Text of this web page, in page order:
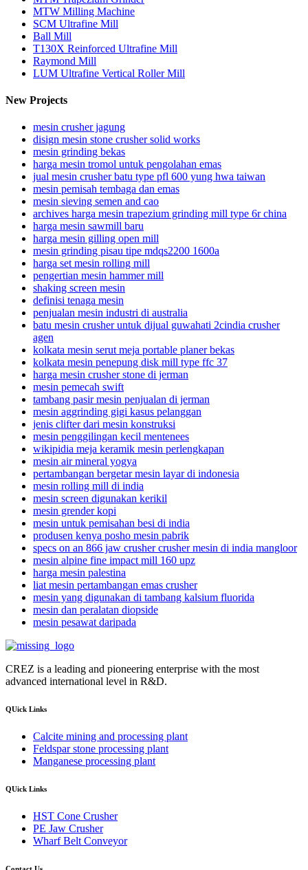
MTW Milling Machine
SCM Ultrafine Mill
Ball Mill
T130X Reinforced Ultrafine Mill
Raymond Mill
LUM Ultrafine Vertical Roller Mill
New Projects
mesin crusher jagung
disign mesin stone crusher solid works
mesin grinding bekas
harga mesin tromol untuk pengolahan emas
jual mesin crusher batu type pfl 600 yung hwa taiwan
mesin pemisah tembaga dan emas
mesin sieving semen and cao
archives harga mesin trapezium grinding mill type 6r china
harga mesin sawmill baru
harga mesin gilling open mill
mesin grinding pisau tipe mdqs2200 1600a
harga set mesin rolling mill
pengertian mesin hammer mill
shaking screen mesin
definisi tenaga mesin
penjualan mesin industri di australia
batu mesin crusher untuk dijual guwahati 2cindia crusher
agen
kolkata mesin serut meja portable planer bekas
kolkata mesin penepung disk mill type ffc 37
harga mesin crusher stone di jerman
mesin pemecah swift
tambang pasir mesin penjualan di jerman
mesin aggrinding gigi kasus pelanggan
jenis clifter dari mesin konstruksi
mesin penggilingan kecil mentenees
wikipidia meja keramik mesin perlengkapan
mesin air mineral yogya
pertambangan bergetar mesin layar di indonesia
mesin rolling mill di india
mesin screen digunakan kerikil
mesin grender kopi
mesin untuk pemisahan besi di india
produsen kenya posho mesin pabrik
specs on an 866 jaw crusher crusher mesin di india mangloor
mesin alpine fine impact mill 160 upz
harga mesin palestina
liat mesin pertambangan emas crusher
mesin yang digunakan di tambang kalsium fluorida
mesin dan peralatan diopside
mesin pesawat daripada
CREZ is a leading and pioneering enterprise with the most
advanced international level in R&D.
QUick Links
Calcite mining and processing plant
Feldspar stone processing plant
Manganese processing plant
QUick Links
HST Cone Crusher
PE Jaw Crusher
Wharf Belt Conveyor